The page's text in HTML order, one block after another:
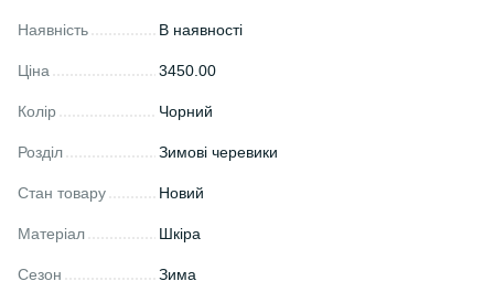
Наявність В наявності
Ціна 3450.00
Колір Чорний
Розділ Зимові черевики
Стан товару Новий
Матеріал Шкіра
Сезон Зима